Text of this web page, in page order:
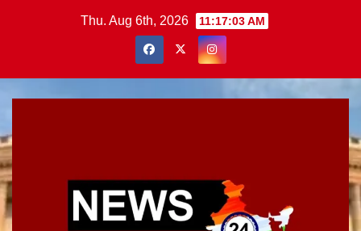
Thu. Aug 6th, 2026 11:17:04 AM